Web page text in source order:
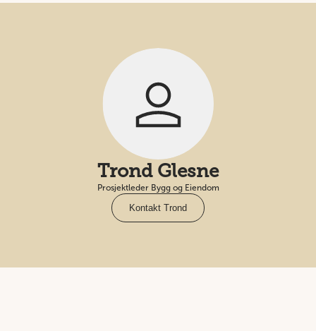
Trond Glesne
Prosjektleder Bygg og Eiendom
Kontakt Trond